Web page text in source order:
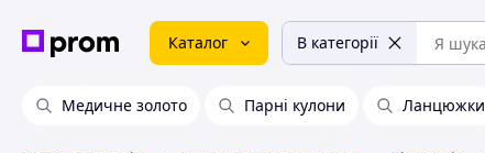
Каталог В категорії
Медичне золото Парні кулони Ланцюжки